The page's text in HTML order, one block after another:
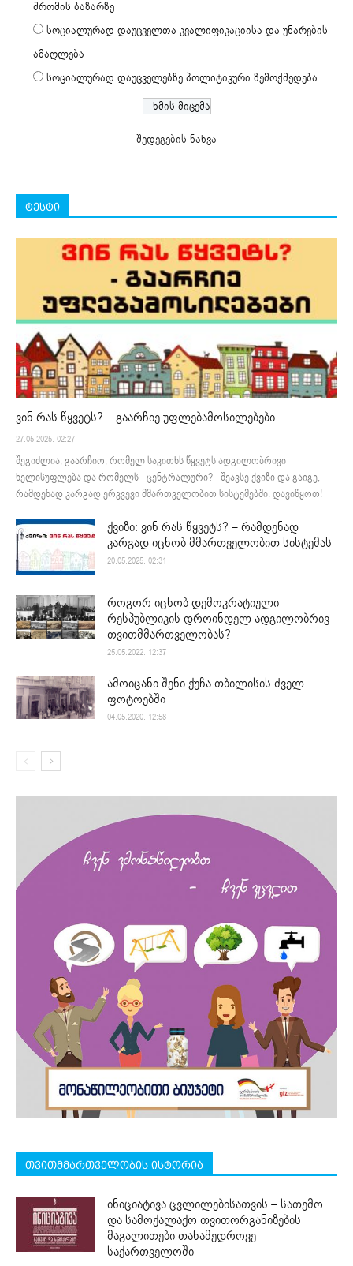
შრომის ბაზარზე
სოციალურად დაუცველთა კვალიფიკაციისა და უნარების
ამაღლება
სოციალურად დაუცველებზე პოლიტიკური ზემოქმედება
შედეგების ნახვა
ტესტი
ვინ რას წყვეტს? – გაარჩიე უფლებამოსილებები
27.05.2025. 02:27
შეგიძლია, გაარჩიო, რომელ საკითხს წყვეტს ადგილობრივი
ხელისუფლება და რომელს - ცენტრალური? - შეავსე ქვიზი და გაიგე,
რამდენად კარგად ერკვევი მმართველობით სისტემებში. დავიწყოთ!
ქვიზი: ვინ რას წყვეტს? – რამდენად
კარგად იცნობ მმართველობით სისტემას
20.05.2025. 02:31
როგორ იცნობ დემოკრატიული
რესპუბლიკის დროინდელ ადგილობრივ
თვითმმართველობას?
25.05.2022. 12:37
ამოიცანი შენი ქუჩა თბილისის ძველ
ფოტოებში
04.05.2020. 12:58
თვითმმართველობის ისტორია
ინიციატივა ცვლილებისათვის – სათემო
და სამოქალაქო თვითორგანიზების
მაგალითები თანამედროვე
საქართველოში